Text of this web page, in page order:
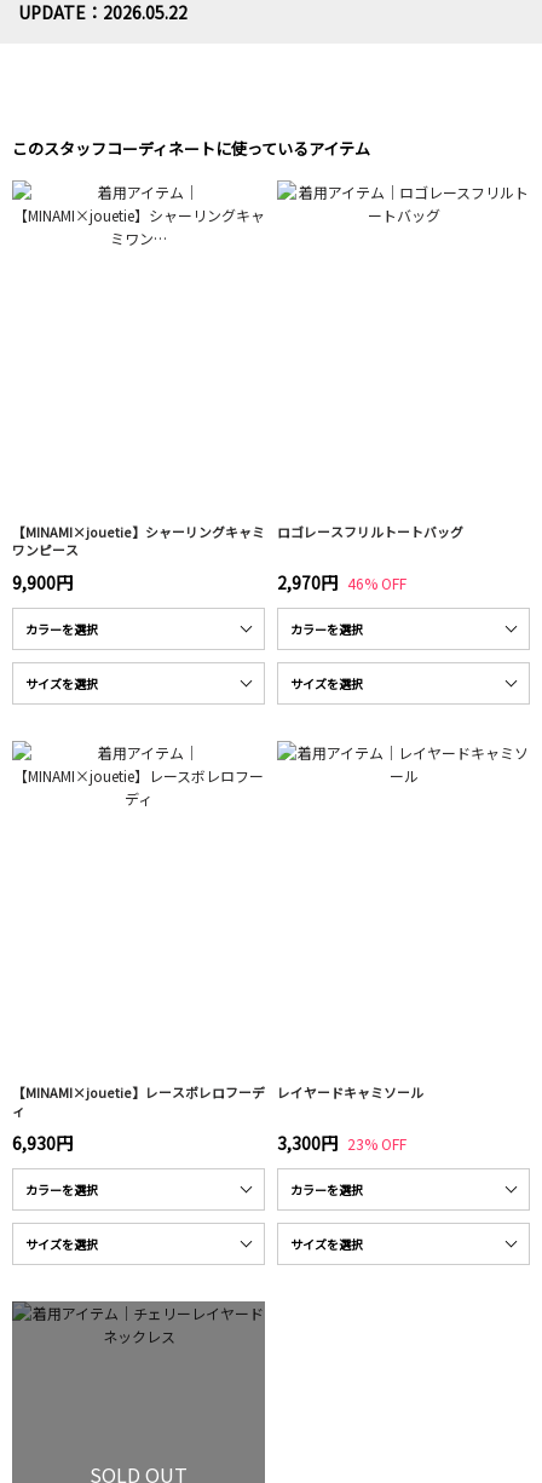
UPDATE：2026.05.22
このスタッフコーディネートに使っているアイテム
【MINAMI×jouetie】シャーリングキャミ
ワンピース
9,900円
ロゴレースフリルトートバッグ
2,970円 46% OFF
【MINAMI×jouetie】レースボレロフーデ
ィ
6,930円
レイヤードキャミソール
3,300円 23% OFF
SOLD OUT